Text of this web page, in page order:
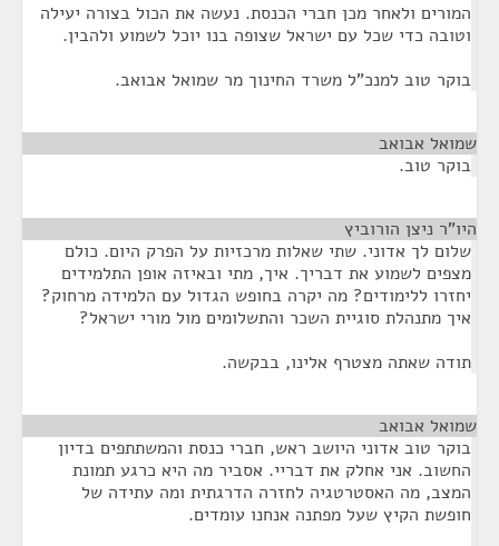
המורים ולאחר מכן חברי הכנסת. נעשה את הכול בצורה יעילה
וטובה כדי שכל עם ישראל שצופה בנו יוכל לשמוע ולהבין.
בוקר טוב למנכ"ל משרד החינוך מר שמואל אבואב.
שמואל אבואב
בוקר טוב.
היו"ר ניצן הורוביץ
שלום לך אדוני. שתי שאלות מרכזיות על הפרק היום. כולם
מצפים לשמוע את דבריך. איך, מתי ובאיזה אופן התלמידים
יחזרו ללימודים? מה יקרה בחופש הגדול עם הלמידה מרחוק?
איך מתנהלת סוגיית השכר והתשלומים מול מורי ישראל?
תודה שאתה מצטרף אלינו, בבקשה.
שמואל אבואב
בוקר טוב אדוני היושב ראש, חברי כנסת והמשתתפים בדיון
החשוב. אני אחלק את דבריי. אסביר מה היא כרגע תמונת
המצב, מה האסטרטגיה לחזרה הדרגתית ומה עתידה של
חופשת הקיץ שעל מפתנה אנחנו עומדים.